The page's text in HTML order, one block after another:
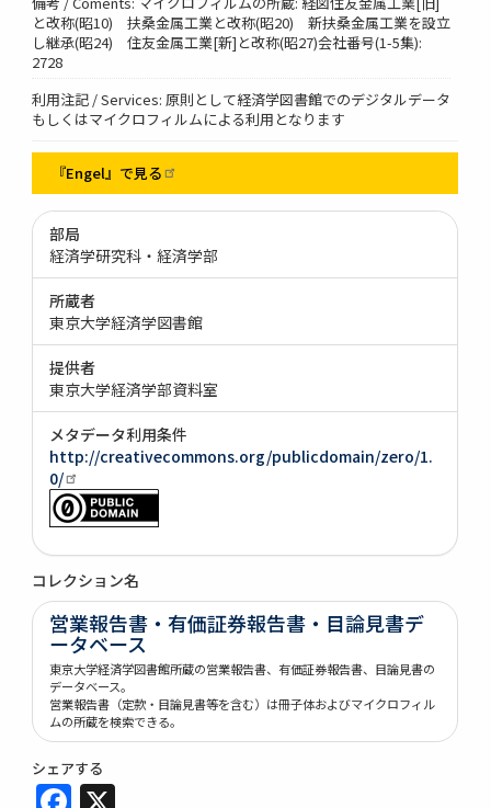
と改称(昭10) 扶桑金属工業と改称(昭20) 新扶桑金属工業を設立
し継承(昭24) 住友金属工業[新]と改称(昭27)会社番号(1-5集):
2728
利用注記 / Services: 原則として経済学図書館でのデジタルデータ
もしくはマイクロフィルムによる利用となります
『Engel』で見る
部局
経済学研究科・経済学部
所蔵者
東京大学経済学図書館
提供者
東京大学経済学部資料室
メタデータ利用条件
http://creativecommons.org/publicdomain/zero/1.
0/
コレクション名
営業報告書・有価証券報告書・目論見書デ
ータベース
東京大学経済学図書館所蔵の営業報告書、有価証券報告書、目論見書の
データベース。
営業報告書（定款・目論見書等を含む）は冊子体およびマイクロフィル
ムの所蔵を検索できる。
シェアする
Facebook